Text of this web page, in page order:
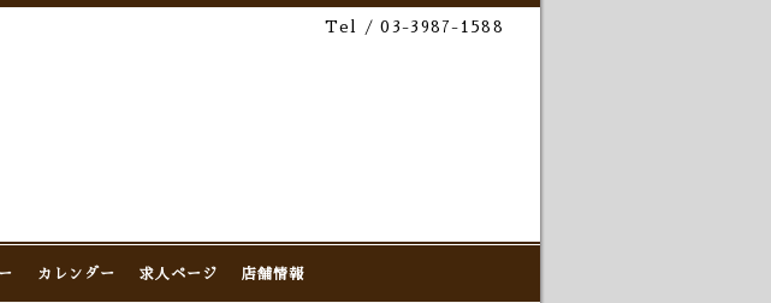
Tel / 03-3987-1588
カレンダー 求人ページ 店舗情報